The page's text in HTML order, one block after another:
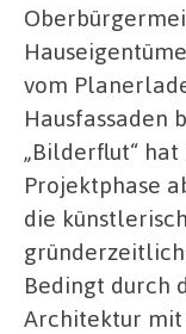
vom
Hausfassaden
„Bilderflut“
Projektphase
die
Bedingt durch
Architektur mit